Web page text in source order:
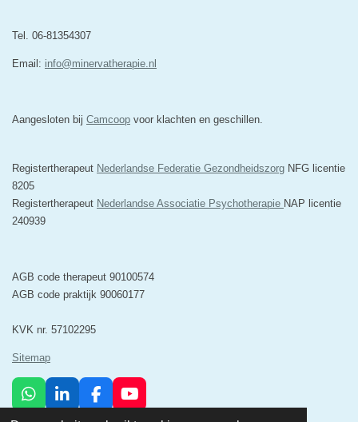
Tel. 06-81354307
Email: info@minervatherapie.nl
Aangesloten bij Camcoop voor klachten en geschillen.
Registertherapeut Nederlandse Federatie Gezondheidszorg NFG licentie
8205
Registertherapeut Nederlandse Associatie Psychotherapie NAP licentie
240939
AGB code therapeut 90100574
AGB code praktijk 90060177
KVK nr. 57102295
Sitemap
W
L
F
Y
© 2025 Minerva Psychosociale Zorg & Relatietherapie Breda